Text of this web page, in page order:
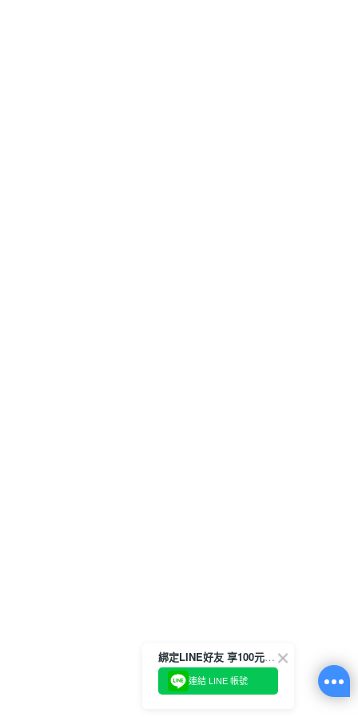
綁定LINE好友 享100元折價券
連結 LINE 帳號